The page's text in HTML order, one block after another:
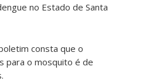
no Estado de Santa
consta que o
para o mosquito é de